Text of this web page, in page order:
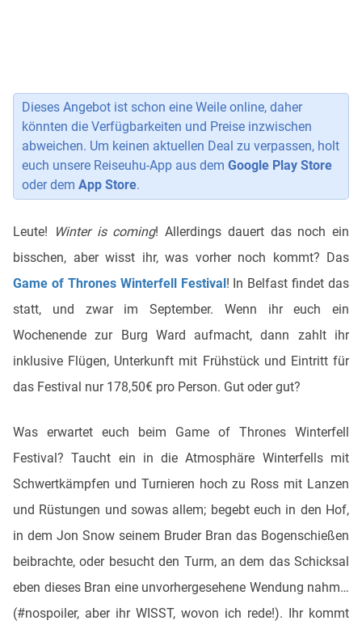
Dieses Angebot ist schon eine Weile online, daher
könnten die Verfügbarkeiten und Preise inzwischen
abweichen. Um keinen aktuellen Deal zu verpassen, holt
euch unsere Reiseuhu-App aus dem Google Play Store
oder dem App Store.
Leute! Winter is coming! Allerdings dauert das noch ein
bisschen, aber wisst ihr, was vorher noch kommt? Das
Game of Thrones Winterfell Festival! In Belfast findet das
statt, und zwar im September. Wenn ihr euch ein
Wochenende zur Burg Ward aufmacht, dann zahlt ihr
inklusive Flügen, Unterkunft mit Frühstück und Eintritt für
das Festival nur 178,50€ pro Person. Gut oder gut?
Was erwartet euch beim Game of Thrones Winterfell
Festival? Taucht ein in die Atmosphäre Winterfells mit
Schwertkämpfen und Turnieren hoch zu Ross mit Lanzen
und Rüstungen und sowas allem; begebt euch in den Hof,
in dem Jon Snow seinem Bruder Bran das Bogenschießen
beibrachte, oder besucht den Turm, an dem das Schicksal
eben dieses Bran eine unvorhergesehene Wendung nahm…
(#nospoiler, aber ihr WISST, wovon ich rede!). Ihr kommt